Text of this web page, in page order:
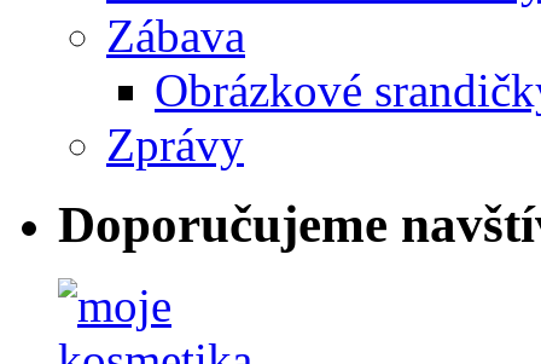
Zábava
Obrázkové
Zprávy
Doporučujeme